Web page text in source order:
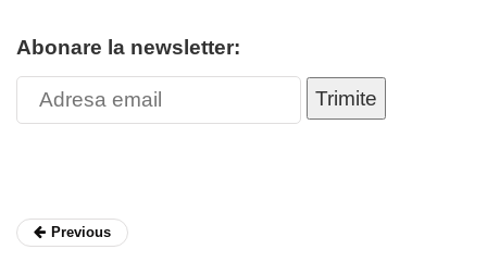
Abonare la newsletter:
Trimite
Previous